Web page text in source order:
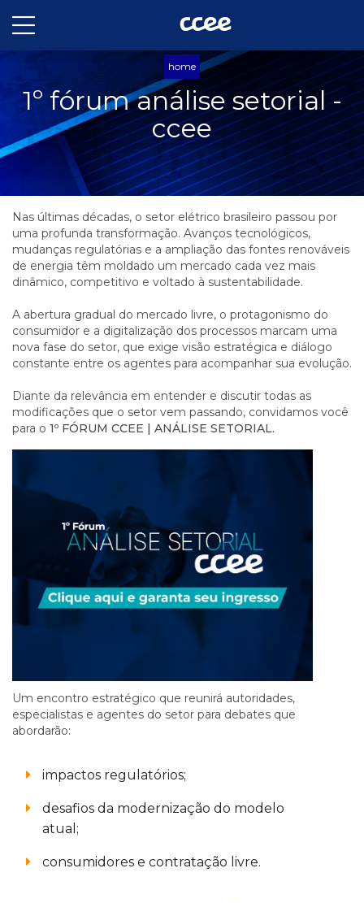
home
1º fórum análise setorial -
ccee
Nas últimas décadas, o setor elétrico brasileiro passou por
uma profunda transformação. Avanços tecnológicos,
mudanças regulatórias e a ampliação das fontes renováveis
de energia têm moldado um mercado cada vez mais
dinâmico, competitivo e voltado à sustentabilidade.
A abertura gradual do mercado livre, o protagonismo do
consumidor e a digitalização dos processos marcam uma
nova fase do setor, que exige visão estratégica e diálogo
constante entre os agentes para acompanhar sua evolução.
Diante da relevância em entender e discutir todas as
modificações que o setor vem passando, convidamos você
para o 1º FÓRUM CCEE | ANÁLISE SETORIAL.
Um encontro estratégico que reunirá autoridades,
especialistas e agentes do setor para debates que
abordarão:
impactos regulatórios;
desafios da modernização do modelo
atual;
consumidores e contratação livre.